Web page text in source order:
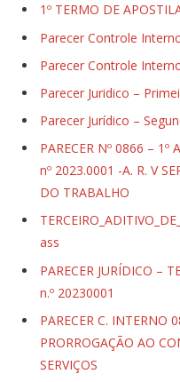
1º TERMO DE
Parecer Controle
Parecer Controle
Parecer Juridico –
Parecer Jurídico –
PARECER Nº 0866 –
nº 2023.0001 -A. R. V
DO TRABALHO
ass
PARECER JURÍDICO –
n.º 20230001
PARECER C. INTERNO
PRORROGAÇÃO AO
SERVIÇOS